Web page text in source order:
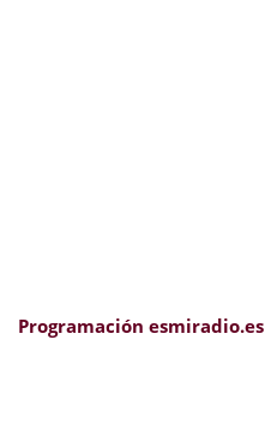
Programación esmiradio.es